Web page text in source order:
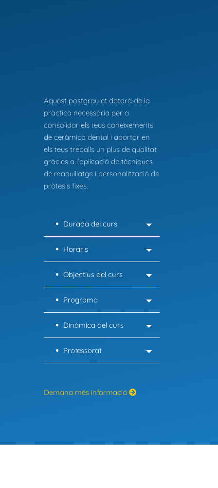
Aquest postgrau et dotarà de la
pràctica necessària per a
consolidar els teus coneixements
de ceràmica dental i aportar en
els teus treballs un plus de qualitat
gràcies a l’aplicació de tècniques
de maquillatge i personalització de
pròtesis fixes.
Durada del curs
Horaris
Objectius del curs
Programa
Dinàmica del curs
Professorat
Demana més informació